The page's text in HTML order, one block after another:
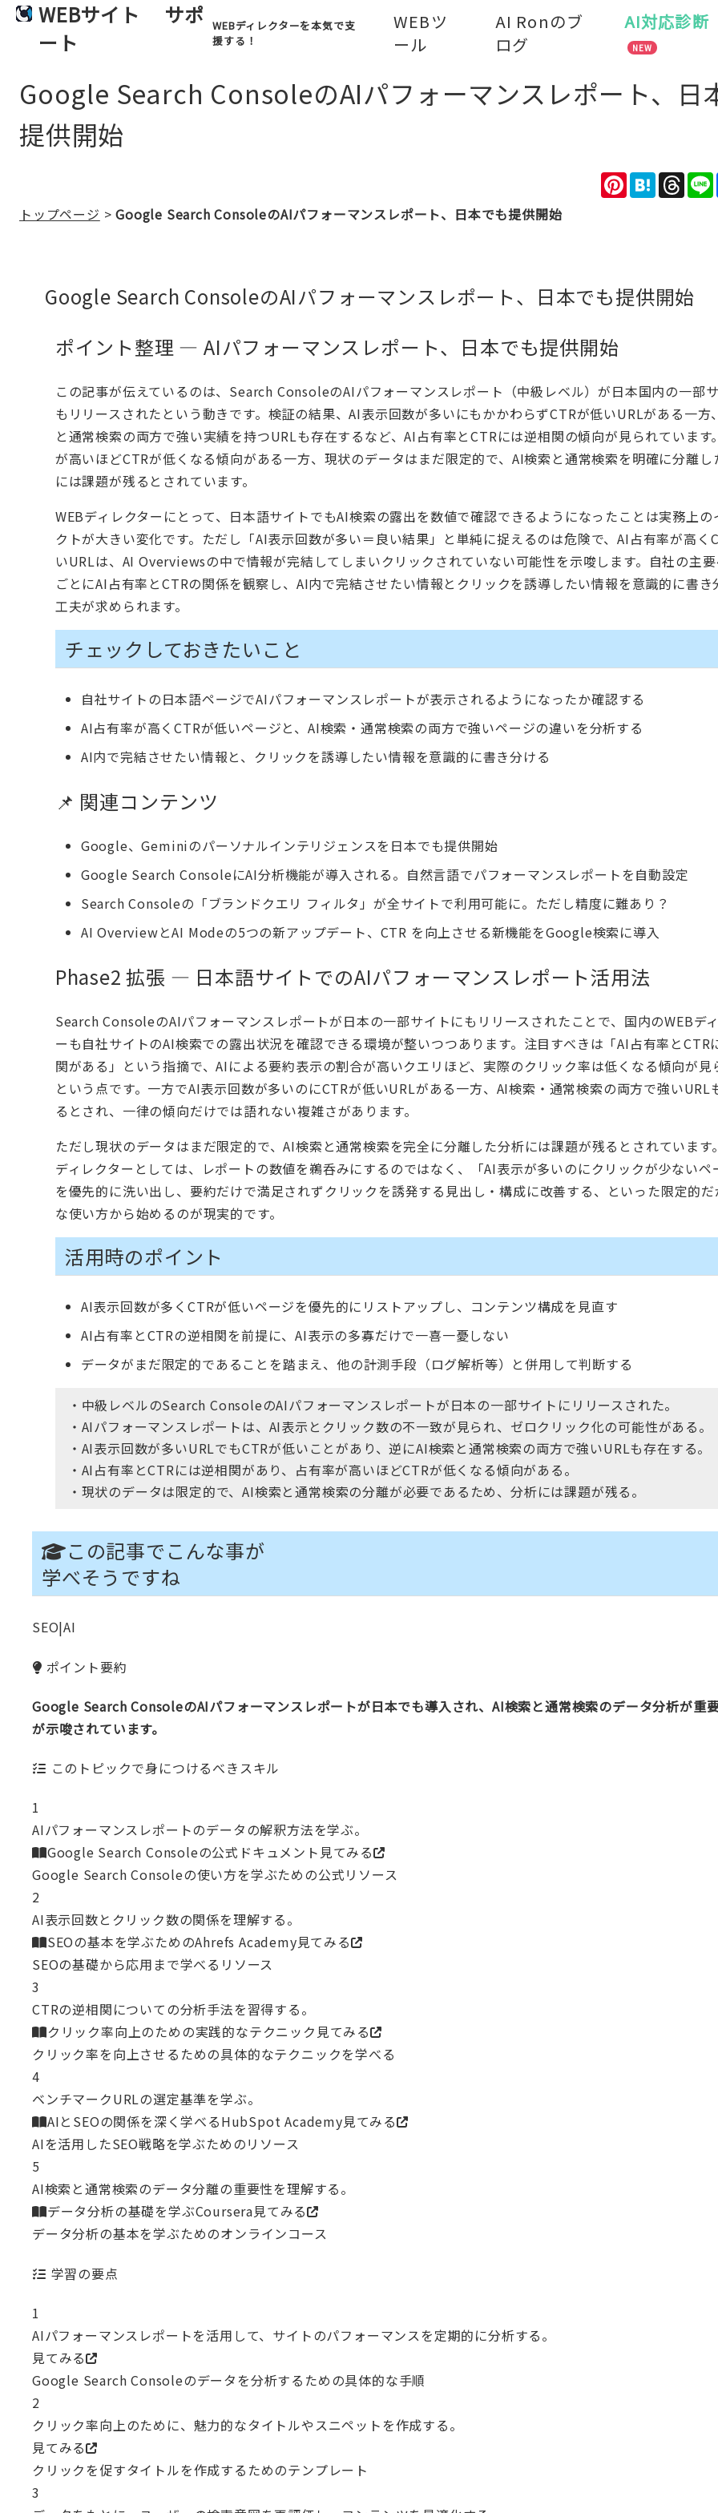
WEBサイト
サポ
ート
WEBディレクターを本気で支
援する！
WEBツ
ール
AI Ronのブ
ログ
AI対応診断
NEW
Google Search ConsoleのAIパフォーマンスレポート、日
提供開始
Hatena
Pinterest
トップページ >Google Search ConsoleのAIパフォーマンスレポート、日本でも提供開始
Google Search ConsoleのAIパフォーマンスレポート、日本でも提供開始
ポイント整理 — AIパフォーマンスレポート、日本でも提供開始
この記事が伝えているのは、Search ConsoleのAIパフォーマンスレポート（中級レベル）が日本国内の一部
もリリースされたという動きです。検証の結果、AI表示回数が多いにもかかわらずCTRが低いURLがある一方
と通常検索の両方で強い実績を持つURLも存在するなど、AI占有率とCTRには逆相関の傾向が見られています
が高いほどCTRが低くなる傾向がある一方、現状のデータはまだ限定的で、AI検索と通常検索を明確に分離し
には課題が残るとされています。
WEBディレクターにとって、日本語サイトでもAI検索の露出を数値で確認できるようになったことは実務上の
クトが大きい変化です。ただし「AI表示回数が多い＝良い結果」と単純に捉えるのは危険で、AI占有率が高く
いURLは、AI Overviewsの中で情報が完結してしまいクリックされていない可能性を示唆します。自社の主
ごとにAI占有率とCTRの関係を観察し、AI内で完結させたい情報とクリックを誘導したい情報を意識的に書き
工夫が求められます。
チェックしておきたいこと
自社サイトの日本語ページでAIパフォーマンスレポートが表示されるようになったか確認する
AI占有率が高くCTRが低いページと、AI検索・通常検索の両方で強いページの違いを分析する
AI内で完結させたい情報と、クリックを誘導したい情報を意識的に書き分ける
📌 関連コンテンツ
Google、Geminiのパーソナルインテリジェンスを日本でも提供開始
Google Search ConsoleにAI分析機能が導入される。自然言語でパフォーマンスレポートを自動設定
Search Consoleの「ブランドクエリ フィルタ」が全サイトで利用可能に。ただし精度に難あり？
AI OverviewとAI Modeの5つの新アップデート、CTR を向上させる新機能をGoogle検索に導入
Phase2 拡張 — 日本語サイトでのAIパフォーマンスレポート活用法
Search ConsoleのAIパフォーマンスレポートが日本の一部サイトにもリリースされたことで、国内のWEBデ
ーも自社サイトのAI検索での露出状況を確認できる環境が整いつつあります。注目すべきは「AI占有率とCTR
関がある」という指摘で、AIによる要約表示の割合が高いクエリほど、実際のクリック率は低くなる傾向が見
という点です。一方でAI表示回数が多いのにCTRが低いURLがある一方、AI検索・通常検索の両方で強いURL
るとされ、一律の傾向だけでは語れない複雑さがあります。
ただし現状のデータはまだ限定的で、AI検索と通常検索を完全に分離した分析には課題が残るとされています
ディレクターとしては、レポートの数値を鵜呑みにするのではなく、「AI表示が多いのにクリックが少ないペ
を優先的に洗い出し、要約だけで満足されずクリックを誘発する見出し・構成に改善する、といった限定的だ
な使い方から始めるのが現実的です。
活用時のポイント
AI表示回数が多くCTRが低いページを優先的にリストアップし、コンテンツ構成を見直す
AI占有率とCTRの逆相関を前提に、AI表示の多寡だけで一喜一憂しない
データがまだ限定的であることを踏まえ、他の計測手段（ログ解析等）と併用して判断する
・中級レベルのSearch ConsoleのAIパフォーマンスレポートが日本の一部サイトにリリースされた。
・AIパフォーマンスレポートは、AI表示とクリック数の不一致が見られ、ゼロクリック化の可能性がある。
・AI表示回数が多いURLでもCTRが低いことがあり、逆にAI検索と通常検索の両方で強いURLも存在する。
・AI占有率とCTRには逆相関があり、占有率が高いほどCTRが低くなる傾向がある。
・現状のデータは限定的で、AI検索と通常検索の分離が必要であるため、分析には課題が残る。
この記事でこんな事が
学べそうですね
SEO|AI
ポイント要約
Google Search ConsoleのAIパフォーマンスレポートが日本でも導入され、AI検索と通常検索のデータ分析が重
が示唆されています。
このトピックで身につけるべきスキル
1
AIパフォーマンスレポートのデータの解釈方法を学ぶ。
Google Search Consoleの公式ドキュメント見てみる
Google Search Consoleの使い方を学ぶための公式リソース
2
AI表示回数とクリック数の関係を理解する。
SEOの基本を学ぶためのAhrefs Academy見てみる
SEOの基礎から応用まで学べるリソース
3
CTRの逆相関についての分析手法を習得する。
クリック率向上のための実践的なテクニック見てみる
クリック率を向上させるための具体的なテクニックを学べる
4
ベンチマークURLの選定基準を学ぶ。
AIとSEOの関係を深く学べるHubSpot Academy見てみる
AIを活用したSEO戦略を学ぶためのリソース
5
AI検索と通常検索のデータ分離の重要性を理解する。
データ分析の基礎を学ぶCoursera見てみる
データ分析の基本を学ぶためのオンラインコース
学習の要点
1
AIパフォーマンスレポートを活用して、サイトのパフォーマンスを定期的に分析する。
見てみる
Google Search Consoleのデータを分析するための具体的な手順
2
クリック率向上のために、魅力的なタイトルやスニペットを作成する。
見てみる
クリックを促すタイトルを作成するためのテンプレート
3